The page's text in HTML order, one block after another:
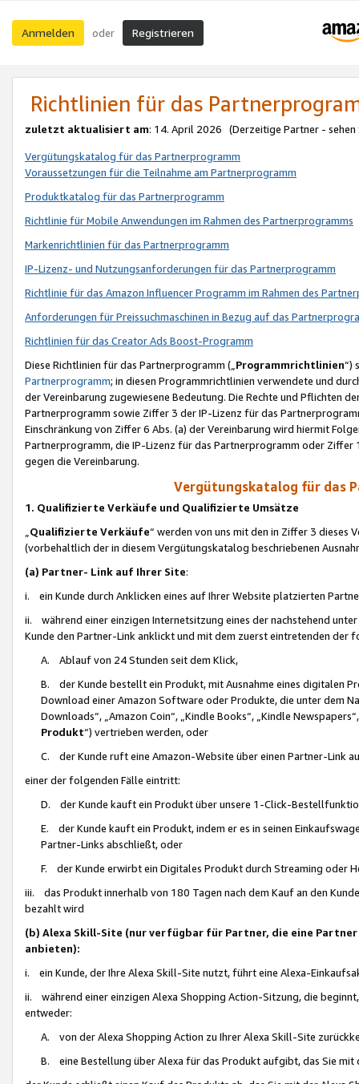
Anmelden oder Registrieren
Richtlinien für das
zuletzt aktualisiert am: 14. April 2026 (Derzeitige Partner - sehen
Vergütungskatalog für das Partnerprogramm
Voraussetzungen für die Teilnahme am Partnerprogramm
Produktkatalog für das Partnerprogramm
Richtlinie für Mobile Anwendungen im Rahmen des Partnerprogramms
Markenrichtlinien für das Partnerprogramm
IP-Lizenz- und Nutzungsanforderungen für das Partnerprogramm
Richtlinie für das Amazon Influencer Programm im Rahmen des
Anforderungen für Preissuchmaschinen in Bezug auf das
Richtlinien für das Creator Ads Boost-Programm
Diese Richtlinien für das Partnerprogramm („Programmrichtlinien“)
Partnerprogramm; in diesen Programmrichtlinien verwendete und
der Vereinbarung zugewiesene Bedeutung. Die Rechte und Pflichten
Partnerprogramm sowie Ziffer 3 der IP-Lizenz für das
Einschränkung von Ziffer 6 Abs. (a) der Vereinbarung wird hiermit
Partnerprogramm, die IP-Lizenz für das Partnerprogramm oder
gegen die Vereinbarung.
Vergütungskatalog für das
1. Qualifizierte Verkäufe und Qualifizierte Umsätze
Qualifizierte Verkäufe“ werden von uns mit den in Ziffer 3
(vorbehaltlich der in diesem Vergütungskatalog beschriebenen
(a) Partner- Link auf Ihrer Site:
i. ein Kunde durch Anklicken eines auf Ihrer Website platzierten
ii. während einer einzigen Internetsitzung eines der nachstehend
Kunde den Partner-Link anklickt und mit dem zuerst eintretenden der
A. Ablauf von 24 Stunden seit dem Klick,
B. der Kunde bestellt ein Produkt, mit Ausnahme eines digitalen
Download einer Amazon Software oder Produkte, die unter dem
Downloads“, „Amazon Coin“, „Kindle Books“, „Kindle
Produkt“) vertrieben werden, oder
C. der Kunde ruft eine Amazon-Website über einen Partner-Link
einer der folgenden Fälle eintritt:
D. der Kunde kauft ein Produkt über unsere 1-Click-
E. der Kunde kauft ein Produkt, indem er es in seinen
Partner-Links abschließt, oder
F. der Kunde erwirbt ein Digitales Produkt durch Streaming oder
iii. das Produkt innerhalb von 180 Tagen nach dem Kauf an den
bezahlt wird
(b) Alexa Skill-Site (nur verfügbar für Partner, die eine
anbieten):
i. ein Kunde, der Ihre Alexa Skill-Site nutzt, führt eine Alexa-
ii. während einer einzigen Alexa Shopping Action-Sitzung, die
entweder:
A. von der Alexa Shopping Action zu Ihrer Alexa Skill-Site
B. eine Bestellung über Alexa für das Produkt aufgibt, das Sie mit